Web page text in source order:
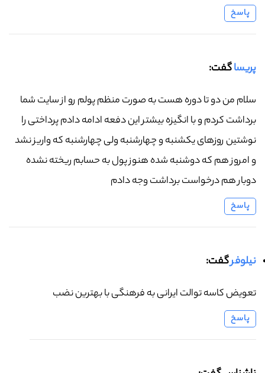
پاسخ
پریساگفت:
سلام من دو تا دوره هست به صورت منظم پولم رو از سایت شما
برداشت کردم و با انگیزه بیشتر این دفعه ادامه دادم پرداختی را
نوشتین روزهای یکشنبه و چهارشنبه ولی چهارشنبه که واریز نشد
و امروز هم که دوشنبه شده هنوز پول به حسابم ریخته نشده
دوبار هم درخواست برداشت وجه دادم
پاسخ
نیلوفرگفت:
تعویض کاسه توالت ایرانی به فرهنگی با بهترین نضب
پاسخ